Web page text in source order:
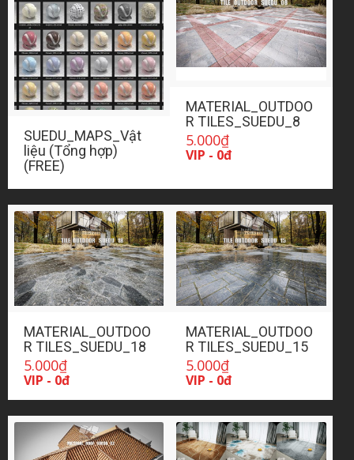
SUEDU_MAPS_Vật
liệu (Tổng hợp)
(FREE)
MATERIAL_OUTDOO
R TILES_SUEDU_8
5.000₫
VIP - 0đ
MATERIAL_OUTDOO
R TILES_SUEDU_18
5.000₫
VIP - 0đ
MATERIAL_OUTDOO
R TILES_SUEDU_15
5.000₫
VIP - 0đ